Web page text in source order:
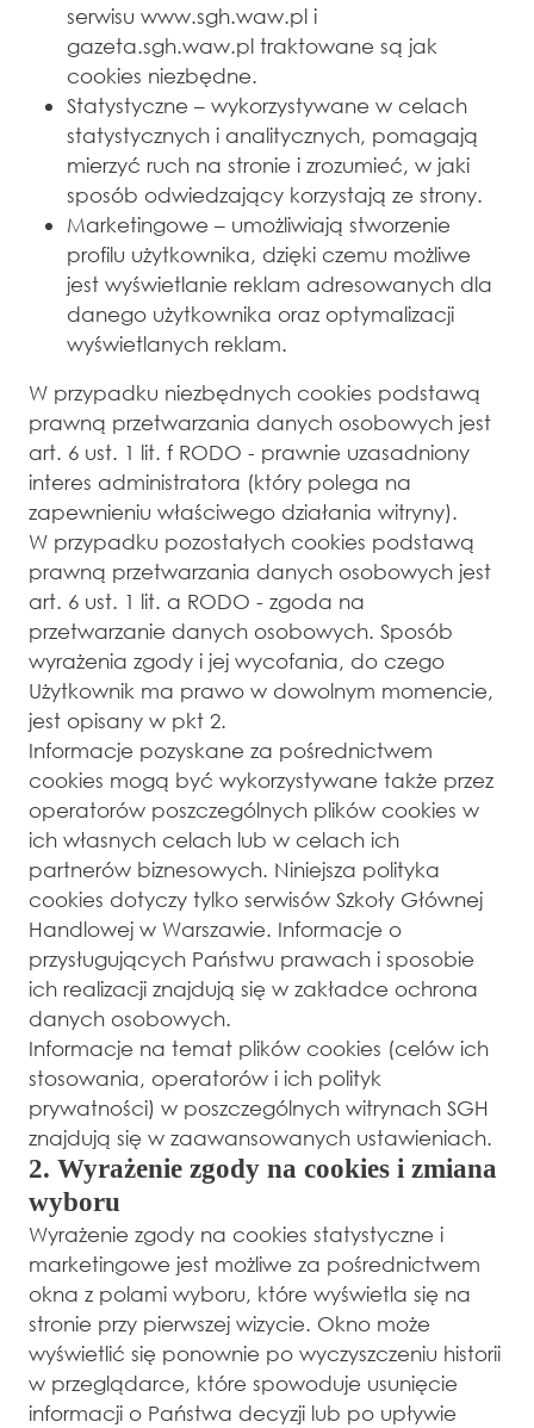
serwisu www.sgh.waw.pl i
gazeta.sgh.waw.pl traktowane są jak
cookies niezbędne.
Statystyczne – wykorzystywane w celach
statystycznych i analitycznych, pomagają
mierzyć ruch na stronie i zrozumieć, w jaki
sposób odwiedzający korzystają ze strony.
Marketingowe – umożliwiają stworzenie
profilu użytkownika, dzięki czemu możliwe
jest wyświetlanie reklam adresowanych dla
danego użytkownika oraz optymalizacji
wyświetlanych reklam.
W przypadku niezbędnych cookies podstawą
prawną przetwarzania danych osobowych jest
art. 6 ust. 1 lit. f RODO - prawnie uzasadniony
interes administratora (który polega na
zapewnieniu właściwego działania witryny).
W przypadku pozostałych cookies podstawą
prawną przetwarzania danych osobowych jest
art. 6 ust. 1 lit. a RODO - zgoda na
przetwarzanie danych osobowych. Sposób
wyrażenia zgody i jej wycofania, do czego
Użytkownik ma prawo w dowolnym momencie,
jest opisany w pkt 2.
Informacje pozyskane za pośrednictwem
cookies mogą być wykorzystywane także przez
operatorów poszczególnych plików cookies w
ich własnych celach lub w celach ich
partnerów biznesowych. Niniejsza polityka
cookies dotyczy tylko serwisów Szkoły Głównej
Handlowej w Warszawie. Informacje o
przysługujących Państwu prawach i sposobie
ich realizacji znajdują się w zakładce ochrona
danych osobowych.
Informacje na temat plików cookies (celów ich
stosowania, operatorów i ich polityk
prywatności) w poszczególnych witrynach SGH
znajdują się w zaawansowanych ustawieniach.
2. Wyrażenie zgody na cookies i zmiana
wyboru
Wyrażenie zgody na cookies statystyczne i
marketingowe jest możliwe za pośrednictwem
okna z polami wyboru, które wyświetla się na
stronie przy pierwszej wizycie. Okno może
wyświetlić się ponownie po wyczyszczeniu historii
w przeglądarce, które spowoduje usunięcie
informacji o Państwa decyzji lub po upływie